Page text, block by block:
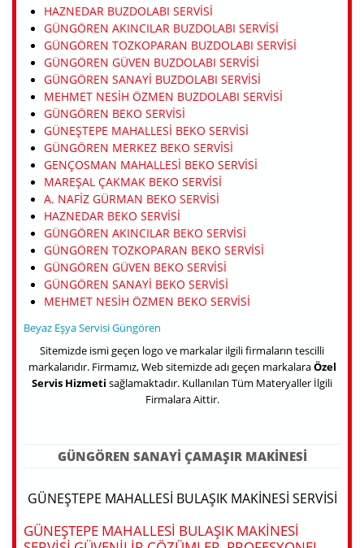
HAZNEDAR BUZDOLABI SERVISI
GÜNGÖREN AKINCILAR BUZDOLABI SERVISI
GÜNGÖREN TOZKOPARAN BUZDOLABI SERVISI
GÜNGÖREN GÜVEN BUZDOLABI SERVISI
GÜNGÖREN SANAYI BUZDOLABI SERVISI
MEHMET NESIH ÖZMEN BUZDOLABI SERVISI
GÜNGÖREN BEKO SERVISI
GÜNEŞTEPE MAHALLESI BEKO SERVISI
GÜNGÖREN MERKEZ BEKO SERVISI
GENÇOSMAN MAHALLESI BEKO SERVISI
MAREŞAL ÇAKMAK BEKO SERVISI
A. NAFIZ GÜRMAN BEKO SERVISI
HAZNEDAR BEKO SERVISI
GÜNGÖREN AKINCILAR BEKO SERVISI
GÜNGÖREN TOZKOPARAN BEKO SERVISI
GÜNGÖREN GÜVEN BEKO SERVISI
GÜNGÖREN SANAYI BEKO SERVISI
MEHMET NESIH ÖZMEN BEKO SERVISI
Beyaz Eşya Servisi Güngören
Sitemizde ismi geçen logo ve markalar ilgili firmaların tescilli
markalarıdır. Firmamız, Web sitemizde adı geçen markalaraÖzel
Servis Hizmeti sağlamaktadır. Kullanılan Tüm Materyaller İlgili
Firmalara Aittir.
GÜNGÖREN SANAYI ÇAMAŞIR MAKINESI
GÜNEŞTEPE MAHALLESI BULAŞIK MAKINESI SERVISI
GÜNEŞTEPE MAHALLESI BULAŞIK MAKINESI